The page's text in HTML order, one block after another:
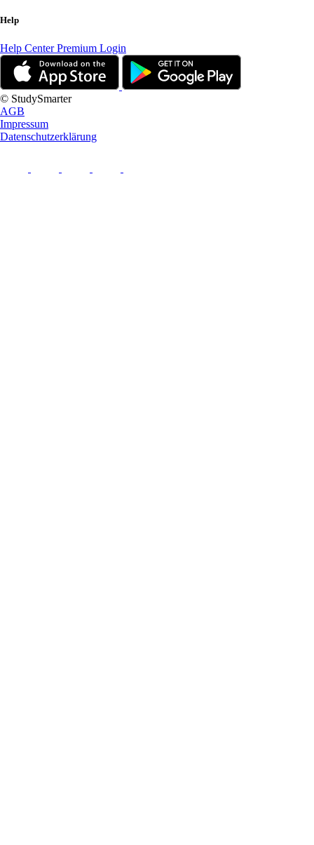
Help
Help CenterPremium Login
© StudySmarter
AGB
Impressum
Datenschutzerklärung